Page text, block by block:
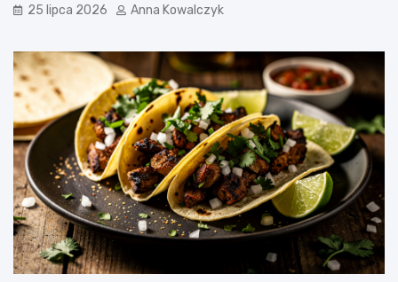
25 lipca 2026 Anna Kowalczyk